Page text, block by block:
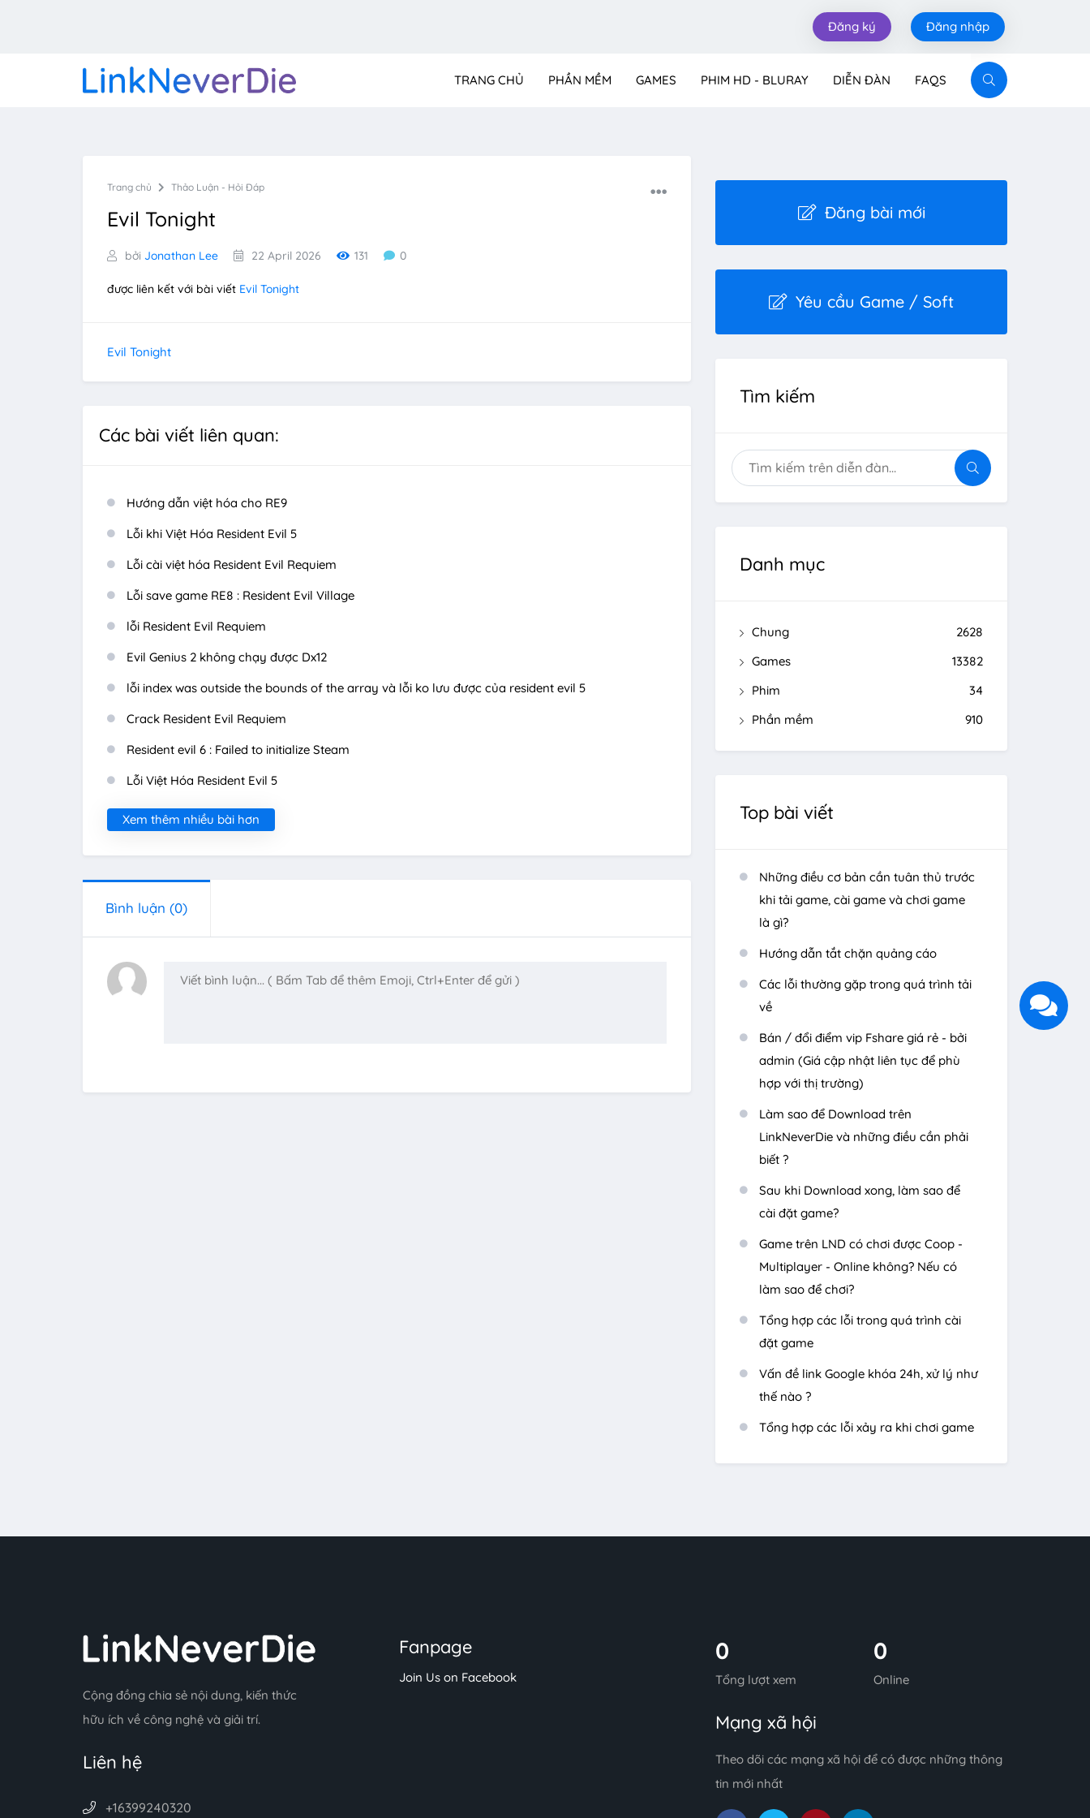
Đăng ký Đăng nhập
TRANG CHỦ PHẦN MỀM GAMES PHIM HD - BLURAY DIỄN ĐÀN FAQS
Trang chủ Thảo Luận - Hỏi Đáp
Evil Tonight
bởi Jonathan Lee 22 April 2026 131 0
được liên kết với bài viết Evil Tonight
Evil Tonight
Các bài viết liên quan:
Hướng dẫn việt hóa cho RE9
Lỗi khi Việt Hóa Resident Evil 5
Lỗi cài việt hóa Resident Evil Requiem
Lỗi save game RE8 : Resident Evil Village
lỗi Resident Evil Requiem
Evil Genius 2 không chạy được Dx12
lỗi index was outside the bounds of the array và lỗi ko lưu được của resident evil 5
Crack Resident Evil Requiem
Resident evil 6 : Failed to initialize Steam
Lỗi Việt Hóa Resident Evil 5
Xem thêm nhiều bài hơn
Bình luận (0)
Đăng bài mới
Yêu cầu Game / Soft
Tìm kiếm
Danh mục
Chung
2628
Games
13382
Phim
34
Phần mềm
910
Top bài viết
Những điều cơ bản cần tuân thủ trước
khi tải game, cài game và chơi game
là gì?
Hướng dẫn tắt chặn quảng cáo
Các lỗi thường gặp trong quá trình tải
về
Bán / đổi điểm vip Fshare giá rẻ - bởi
admin (Giá cập nhật liên tục để phù
hợp với thị trường)
Làm sao để Download trên
LinkNeverDie và những điều cần phải
biết ?
Sau khi Download xong, làm sao để
cài đặt game?
Game trên LND có chơi được Coop -
Multiplayer - Online không? Nếu có
làm sao để chơi?
Tổng hợp các lỗi trong quá trình cài
đặt game
Vấn đề link Google khóa 24h, xử lý như
thế nào ?
Tổng hợp các lỗi xảy ra khi chơi game
Cộng đồng chia sẻ nội dung, kiến thức
hữu ích về công nghệ và giải trí.
Liên hệ
+16399240320
Fanpage
Join Us on Facebook
0
Tổng lượt xem
0
Online
Mạng xã hội
Theo dõi các mạng xã hội để có được những thông
tin mới nhất